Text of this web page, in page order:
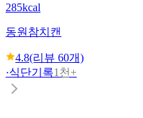
285kcal
동원 참치캔
4.8(리뷰 60개)
·식단기록1천+